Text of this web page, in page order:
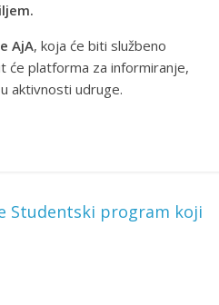
AjA, koja će biti službeno
će platforma za informiranje,
aktivnosti udruge.
Studentski program koji